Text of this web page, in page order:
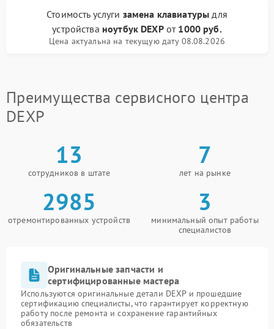
Стоимость услуги замена клавиатуры для
устройства ноутбук DEXPот 1000 руб.
Цена актуальна на текущую дату 08.08.2026
Преимущества сервисного центра
DEXP
13
сотрудников в штате
7
лет на рынке
2985
отремонтированных устройств
3
минимальный опыт работы
специалистов
Оригинальные запчасти и
сертифицированные мастера
Используются оригинальные детали DEXP и прошедшие
сертификацию специалисты, что гарантирует корректную
работу после ремонта и сохранение гарантийных
обязательств